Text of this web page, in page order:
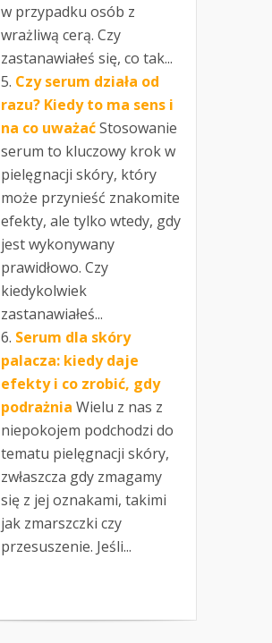
w przypadku osób z
wrażliwą cerą. Czy
zastanawiałeś się, co tak...
Czy serum działa od
razu? Kiedy to ma sens i
na co uważaćStosowanie
serum to kluczowy krok w
pielęgnacji skóry, który
może przynieść znakomite
efekty, ale tylko wtedy, gdy
jest wykonywany
prawidłowo. Czy
kiedykolwiek
zastanawiałeś...
Serum dla skóry
palacza: kiedy daje
efekty i co zrobić, gdy
podrażnia Wielu z nas z
niepokojem podchodzi do
tematu pielęgnacji skóry,
zwłaszcza gdy zmagamy
się z jej oznakami, takimi
jak zmarszczki czy
przesuszenie. Jeśli...